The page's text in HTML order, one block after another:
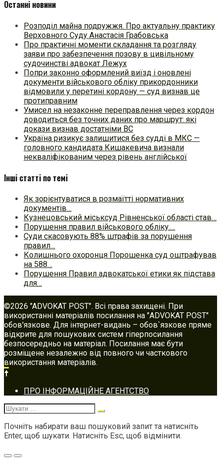
Останні новини
Розподіл майна подружжя. Про актуальну практику
Верховного Суду Анастасія Грабовська
Про практичні моменти складання та розгляду
заяви про забезпечення позову в цивільному
судочинстві адвокат Лежух
Попри законно оформлений виїзд і оновлені
документи військового обліку прикордонники
відмовили у перетині кордону — суд визнав це
протиправним
Умисел на незаконне переправлення через кордон
доводиться без точних даних про маршрут: які
докази визнав достатніми ВС
Україна ризикує залишитися без судді в МКС —
головного кандидата Кишакевича визнали
некваліфікованим через рівень англійської
Інші статті по темі
Як зорієнтуватися в розмаїтті нормативних
документів…
Кузнецовський міськсуд Рівненської області став…
Порушення правил військового обліку.…
Суди скасовують 88% штрафів за порушення
правил…
Колишнього охоронця Порошенка суд оштрафував
на 588…
Порушення Правил адвокатської етики як підстава
для…
©2026 "ADVOKAT POST". Всі права захищені. При
використанні матеріалів посилання на "ADVOKAT POST"
обов'язкове. Для інтернет-видань – обов`язкове пряме
відкрите для пошукових систем гіперпосилання
безпосередньо на матеріал. Посилання має бути
розміщене незалежно від повного чи часткового
використання матеріалів.
Footer
navigation
ПРО ІНФОРМАЦІЙНЕ АГЕНТСТВО
Шукати:
Почніть набирати ваш пошуковий запит та натисніть
Enter, щоб шукати. Натисніть Esc, щоб відмінити.
Меню